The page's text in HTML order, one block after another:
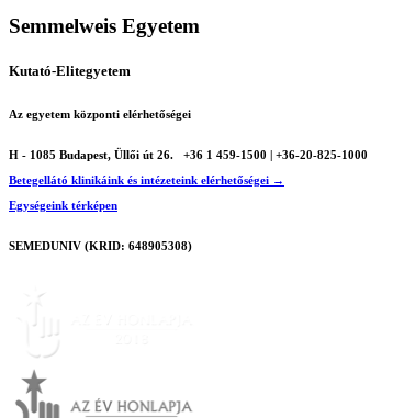
Semmelweis Egyetem
Kutató-Elitegyetem
Az egyetem központi elérhetőségei
H - 1085 Budapest, Üllői út 26.
+36 1 459-1500 | +36-20-825-1000
Betegellátó klinikáink és intézeteink elérhetőségei →
Egységeink térképen
SEMEDUNIV (KRID: 648905308)